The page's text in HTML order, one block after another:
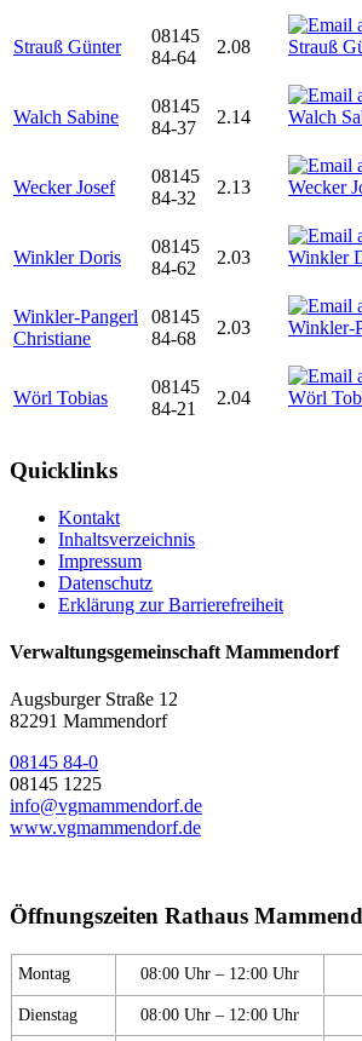
Strauß Günter
08145
84-64
2.08
Walch Sabine
08145
84-37
2.14
Wecker Josef
08145
84-32
2.13
Winkler Doris
08145
84-62
2.03
Winkler-Pangerl
Christiane
08145
84-68
2.03
Wörl Tobias
08145
84-21
2.04
Quicklinks
Kontakt
Inhaltsverzeichnis
Impressum
Datenschutz
Erklärung zur Barrierefreiheit
Verwaltungsgemeinschaft Mammendorf
Augsburger Straße 12
82291 Mammendorf
08145 84-0
08145 1225
info@vgmammendorf.de
www.vgmammendorf.de
Öffnungszeiten Rathaus
Montag 08:00 Uhr – 12:00 Uhr
Dienstag 08:00 Uhr – 12:00 Uhr